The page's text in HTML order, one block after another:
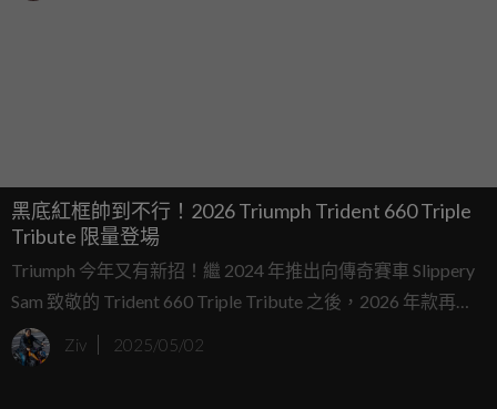
黑底紅框帥到不行！2026 Triumph Trident 660 Triple
Tribute 限量登場
Triumph 今年又有新招！繼 2024 年推出向傳奇賽車 Slippery
Sam 致敬的 Trident 660 Triple Tribute 之後，2026 年款再度
登場，這次不玩白色，改用帥氣的 "Sapphire Black" 黑底配紅
輪框塗裝，整體質感更沉穩、也更殺氣騰騰。
Ziv 2025/05/02